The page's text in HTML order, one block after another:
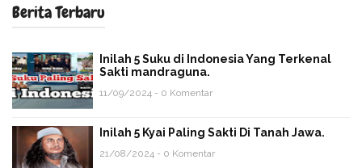
Berita Terbaru
Inilah 5 Suku di Indonesia Yang Terkenal
Sakti mandraguna.
11/09/2024 - 0 Komentar
Inilah 5 Kyai Paling Sakti Di Tanah Jawa.
21/08/2024 - 0 Komentar